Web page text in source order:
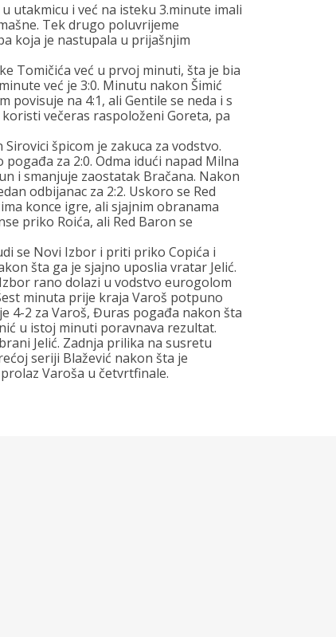
utakmicu i već na isteku 3.minute imali
Tek drugo poluvrijeme
koja je nastupala u prijašnjim
Tomičića već u prvoj minuti, šta je bia
već je 3:0. Minutu nakon Šimić
na 4:1, ali Gentile se neda i s
večeras raspoloženi Goreta, pa
špicom je zakuca za vodstvo.
za 2:0. Odma idući napad Milna
i smanjuje zaostatak Bračana. Nakon
odbijanac za 2:2. Uskoro se Red
konce igre, ali sjajnim obranama
priko Roića, ali Red Baron se
se Novi Izbor i priti priko Copića i
šta ga je sjajno uposlia vratar Jelić.
rano dolazi u vodstvo eurogolom
minuta prije kraja Varoš potpuno
4-2 za Varoš, Đuras pogađa nakon šta
u istoj minuti poravnava rezultat.
Jelić. Zadnja prilika na susretu
seriji Blažević nakon šta je
Varoša u četvrtfinale.